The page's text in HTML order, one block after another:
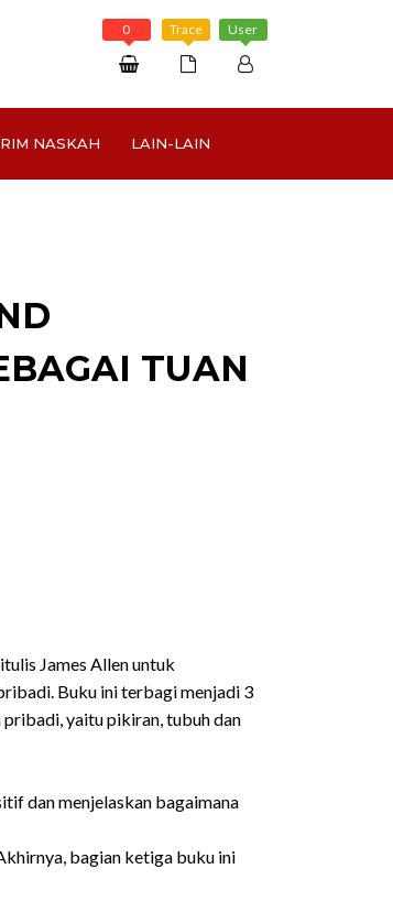
0 Trace User
Daftar
Masuk
NASKAH LAIN-LAIN
TUAN
James Allen untuk
Buku ini terbagi menjadi 3
yaitu pikiran, tubuh dan
dan menjelaskan bagaimana
bagian ketiga buku ini